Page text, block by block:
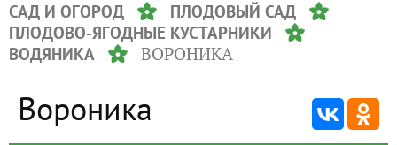
САД И ОГОРОД
ПЛОДОВЫЙ САД
ПЛОДОВО-ЯГОДНЫЕ КУСТАРНИКИ
ВОДЯНИКА
ВОРОНИКА
Вороника